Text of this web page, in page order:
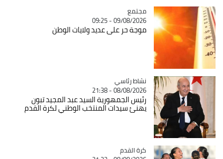
Catégorie
مجتمع
09/08/2026 - 09:25
موجة حر على عديد ولايات الوطن
Catégorie
نشاط رئاسي
08/08/2026 - 21:38
رئيس الجمهورية السيد عبد المجيد تبون
يهنئ سيدات المنتخب الوطني لكرة القدم
Catégorie
كرة القدم